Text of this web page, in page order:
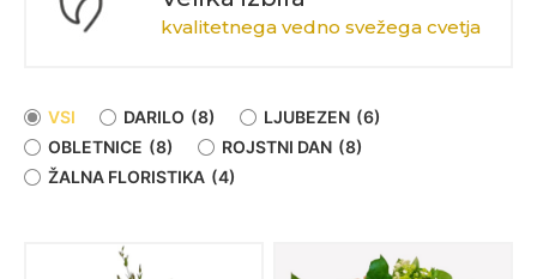
kvalitetnega vedno svežega cvetja
VSI DARILO (8) LJUBEZEN (6)
OBLETNICE (8) ROJSTNI DAN (8)
ŽALNA FLORISTIKA (4)